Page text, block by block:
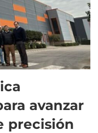
avanzar
precisión